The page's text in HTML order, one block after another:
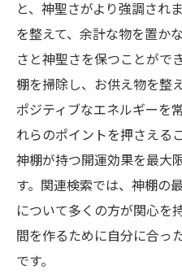
と、神聖さがより強調され
を整えて、余計な物を置か
さと神聖さを保つことがで
棚を掃除し、お供え物を整
ポジティブなエネルギーを
れらのポイントを押さえる
神棚が持つ開運効果を最大
す。関連検索では、神棚の
について多くの方が関心を
間を作るために自分に合っ
です。